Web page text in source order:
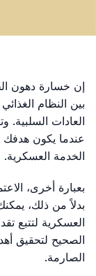
إن خسارة دهون
بين النظام
العادات السلبية.
عندما يكون هدفك
الخدمة العسكرية.
بعبارة أخرى،
بدلاً من ذلك،
العسكرية لتتبع
الصحيح لتحقيق
الصارمة.